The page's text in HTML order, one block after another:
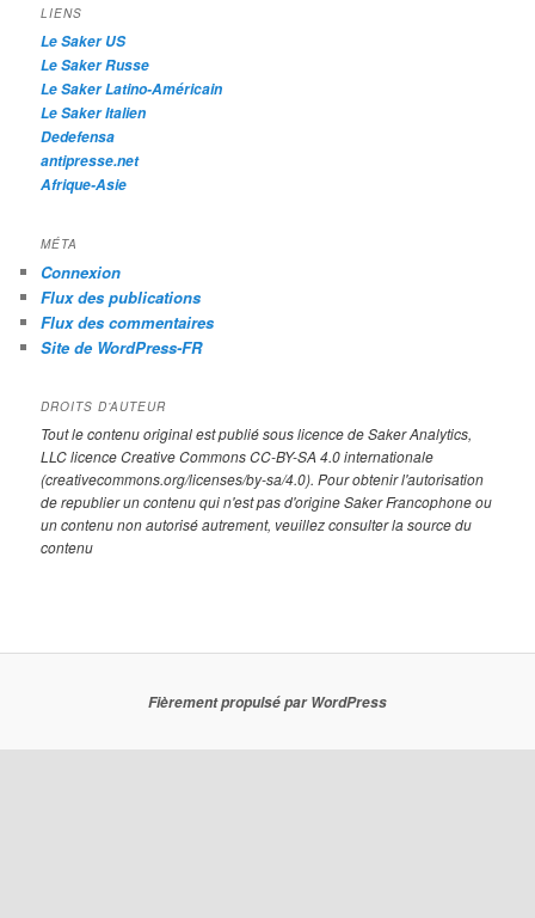
h
e
LIENS
Le Saker US
Le Saker Russe
Le Saker Latino-Américain
Le Saker Italien
Dedefensa
antipresse.net
Afrique-Asie
MÉTA
Connexion
Flux des publications
Flux des commentaires
Site de WordPress-FR
DROITS D’AUTEUR
Tout le contenu original est publié sous licence de Saker Analytics,
LLC licence Creative Commons CC-BY-SA 4.0 internationale
(creativecommons.org/licenses/by-sa/4.0). Pour obtenir l'autorisation
de republier un contenu qui n'est pas d'origine Saker Francophone ou
un contenu non autorisé autrement, veuillez consulter la source du
contenu
Fièrement propulsé par WordPress